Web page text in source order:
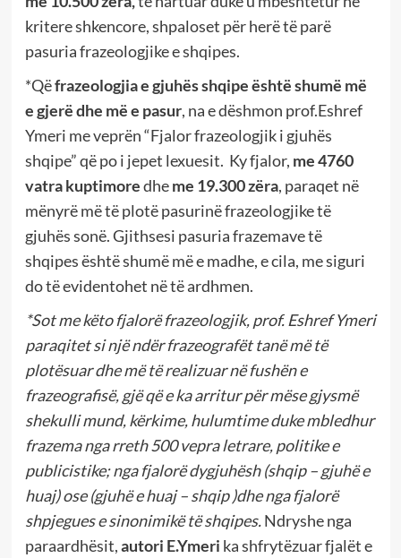
kritere shkencore, shpaloset për herë të parë
pasuria frazeologjike e shqipes.
*Qëfrazeologjia e gjuhës shqipe është shumë më
e gjerë dhe më e pasur, na e dëshmon prof.Eshref
Ymeri me veprën “Fjalor frazeologjik i gjuhës
shqipe” që po i jepet lexuesit. Ky fjalor, me 4760
vatra kuptimoredheme 19.300 zëra, paraqet në
mënyrë më të plotë pasurinë frazeologjike të
gjuhës sonë. Gjithsesi pasuria frazemave të
shqipes është shumë më e madhe, e cila, me siguri
do të evidentohet në të ardhmen.
*Sot me këto fjalorë frazeologjik, prof. Eshref Ymeri
paraqitet si një ndër frazeografët tanë më të
plotësuar dhe më të realizuar në fushën e
frazeografisë, gjë që e ka arritur për mëse gjysmë
shekulli mund, kërkime, hulumtime duke mbledhur
frazema nga rreth 500 vepra letrare, politike e
publicistike; nga fjalorë dygjuhësh (shqip – gjuhë e
huaj) ose (gjuhë e huaj – shqip )dhe nga fjalorë
shpjegues e sinonimikë të shqipes.Ndryshe nga
paraardhësit,autori E.Ymeri ka shfrytëzuar fjalët e